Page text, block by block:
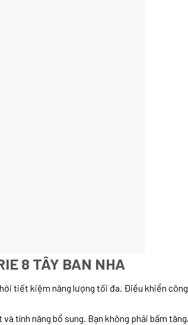
8 TÂY BAN NHA
tiết kiệm năng lượng tối đa. Điều khiển
tính năng bổ sung. Bạn không phải bấm